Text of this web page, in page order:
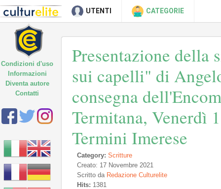
UTENTI CATEGORIE
Presentazione
sui capelli" di
consegna
Termitana, Venerdì
Termini Imerese
Category: Scritture
Creato: 17 Novembre 2021
Scritto da Redazione Culturelite
Hits: 1381
Condizioni d'uso
Informazioni
Diventa autore
Contatti